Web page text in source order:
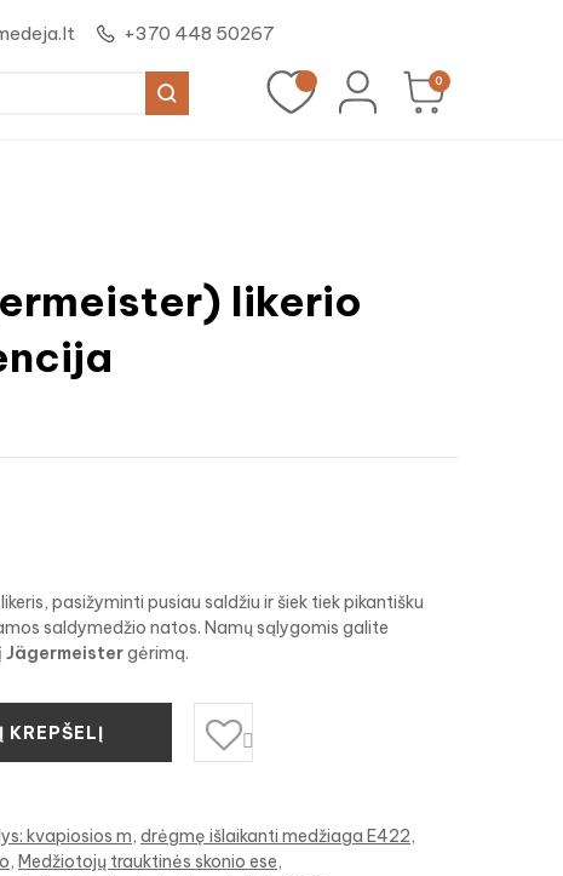
+370 448 50267
0
likerio
pasižyminti pusiau saldžiu ir šiek tiek pikantišku
saldymedžio natos. Namų sąlygomis galite
Jägermeistergėrimą.
Į KREPŠELĮ 
kvapiosios m drėgmę išlaikanti medžiaga E422
Medžiotojų trauktinės skonio ese